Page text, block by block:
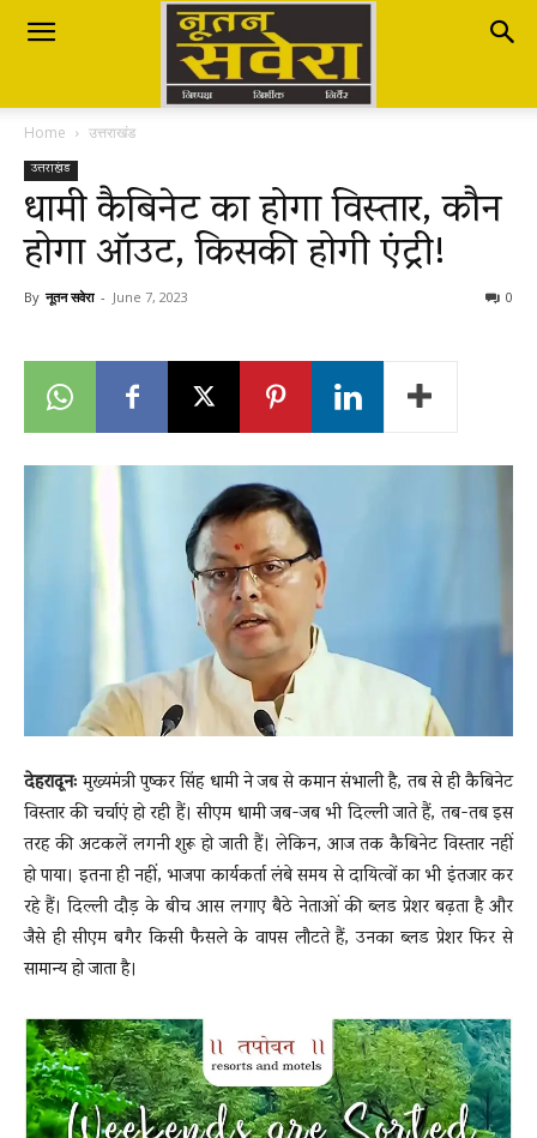
Nutan
Savera
नूतन
Home उत्तराखंड
उत्तराखंड
धामी कैबिनेट का होगा विस्तार, कौन
होगा ऑउट, किसकी होगी एंट्री!
By नूतन सवेरा - June 7, 2023 0
देहरादूनःमुख्यमंत्री पुष्कर सिंह धामी ने जब से कमान संभाली है, तब से ही कैबिनेट
विस्तार की चर्चाएं हो रही हैं। सीएम धामी जब-जब भी दिल्ली जाते हैं, तब-तब इस
तरह की अटकलें लगनी शुरू हो जाती हैं। लेकिन, आज तक कैबिनेट विस्तार नहीं
हो पाया। इतना ही नहीं, भाजपा कार्यकर्ता लंबे समय से दायित्वों का भी इंतजार कर
रहे हैं। दिल्ली दौड़ के बीच आस लगाए बैठे नेताओं की ब्लड प्रेशर बढ़ता है और
जैसे ही सीएम बगैर किसी फैसले के वापस लौटते हैं, उनका ब्लड प्रेशर फिर से
सामान्य हो जाता है।